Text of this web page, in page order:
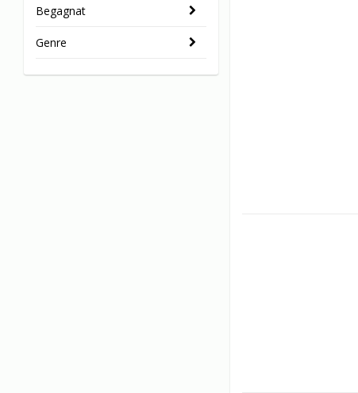
Begagnat
Genre